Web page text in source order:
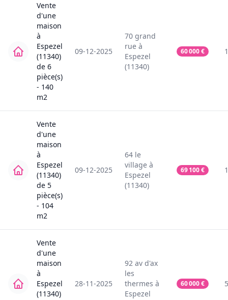
Vente
d'une
maison
à
Espezel
(11340)
de 6
pièce(s)
- 140
m2
09-12-2025
70 grand
rue à
Espezel
(11340)
60 000€
Vente
d'une
maison
à
Espezel
(11340)
de 5
pièce(s)
- 104
m2
09-12-2025
64 le
village à
Espezel
(11340)
69 100€
Vente
d'une
maison
à
Espezel
(11340)
28-11-2025
92 av d'ax
les
thermes à
Espezel
60 000€